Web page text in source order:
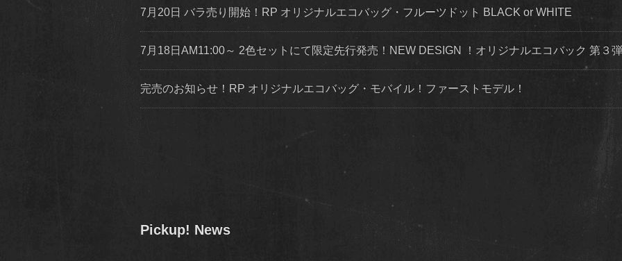
7月20日 バラ売り開始！RP オリジナルエコバッグ・フルーツドット BLACK or WHITE
7月18日AM11:00～ 2色セットにて限定先行発売！NEW DESIGN ！オリジナルエコバック 第３
完売のお知らせ！RP オリジナルエコバッグ・モバイル！ファーストモデル！
Pickup! News